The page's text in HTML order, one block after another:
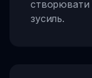
створювати
зусиль.